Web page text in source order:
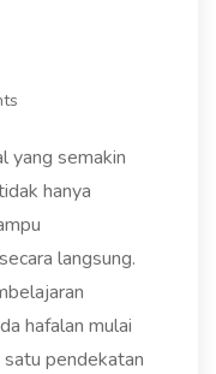
yang semakin
hanya
langsung.
hafalan mulai
satu pendekatan